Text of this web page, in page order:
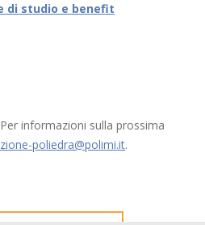
di studio e benefit
informazioni sulla prossima
poliedra@polimi.it.